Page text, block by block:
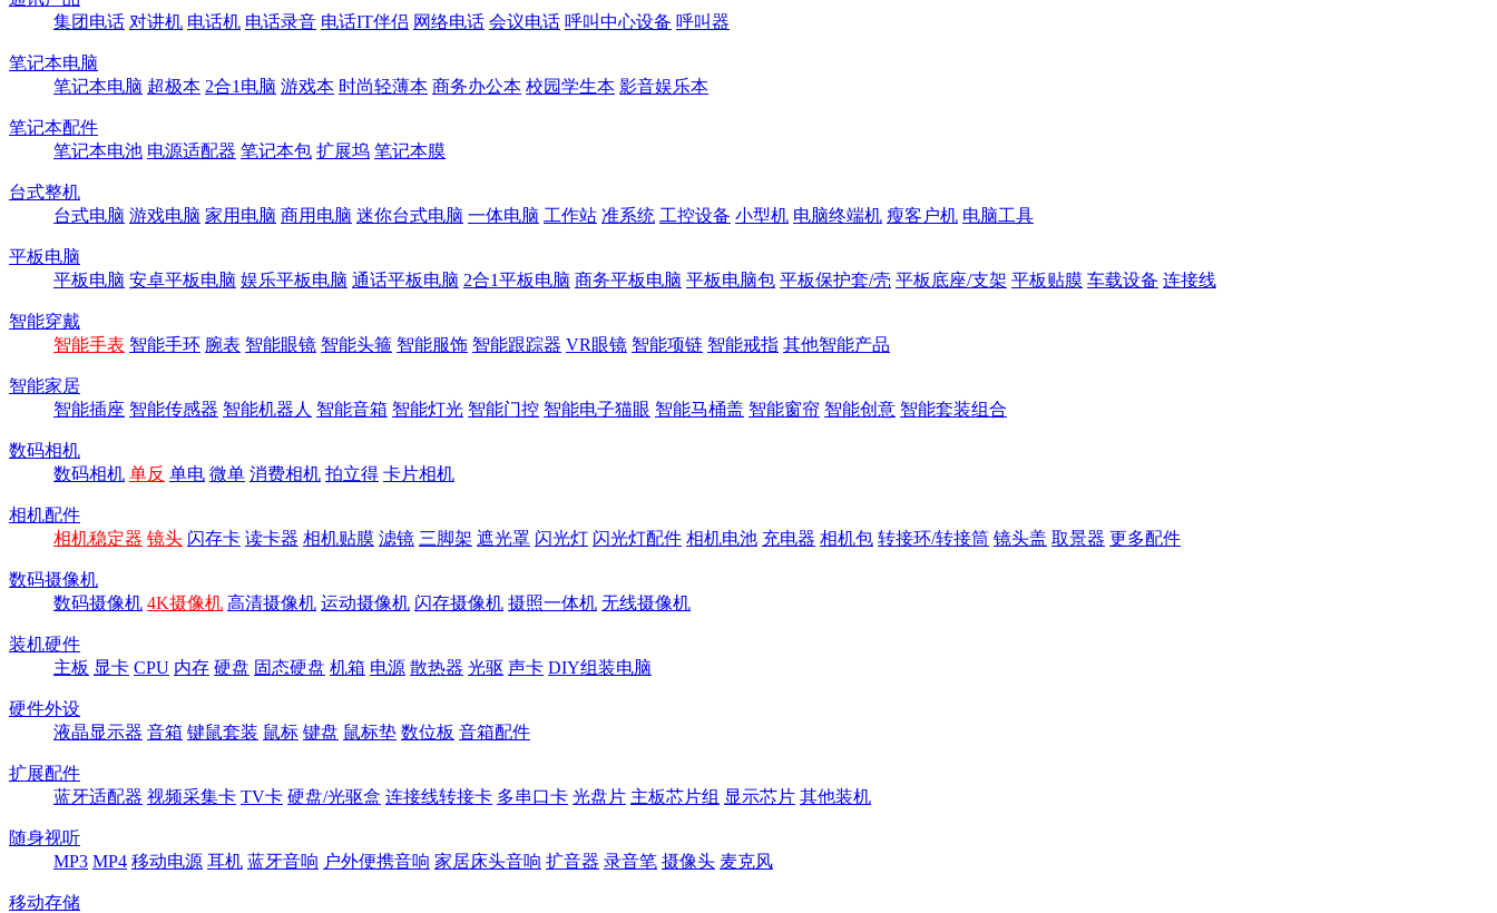
集团电话 对讲机 电话机 电话录音 电话IT伴侣 网络电话 会议电话 呼叫中心设备 呼叫器
笔记本电脑
笔记本电脑 超极本 2合1电脑 游戏本 时尚轻薄本 商务办公本 校园学生本 影音娱乐本
笔记本配件
笔记本电池 电源适配器 笔记本包 扩展坞 笔记本膜
台式整机
台式电脑 游戏电脑 家用电脑 商用电脑 迷你台式电脑 一体电脑 工作站 准系统 工控设备 小型机 电脑终端机 瘦客户机 电脑工具
平板电脑
平板电脑 安卓平板电脑 娱乐平板电脑 通话平板电脑 2合1平板电脑 商务平板电脑 平板电脑包 平板保护套/壳 平板底座/支架 平板贴膜 车载设备 连接线
智能穿戴
智能手表 智能手环 腕表 智能眼镜 智能头箍 智能服饰 智能跟踪器 VR眼镜 智能项链 智能戒指 其他智能产品
智能家居
智能插座 智能传感器 智能机器人 智能音箱 智能灯光 智能门控 智能电子猫眼 智能马桶盖 智能窗帘 智能创意 智能套装组合
数码相机
数码相机 单反 单电 微单 消费相机 拍立得 卡片相机
相机配件
相机稳定器 镜头 闪存卡 读卡器 相机贴膜 滤镜 三脚架 遮光罩 闪光灯 闪光灯配件 相机电池 充电器 相机包 转接环/转接筒 镜头盖 取景器 更多配件
数码摄像机
数码摄像机 4K摄像机 高清摄像机 运动摄像机 闪存摄像机 摄照一体机 无线摄像机
装机硬件
主板 显卡 CPU 内存 硬盘 固态硬盘 机箱 电源 散热器 光驱 声卡 DIY组装电脑
硬件外设
液晶显示器 音箱 键鼠套装 鼠标 键盘 鼠标垫 数位板 音箱配件
扩展配件
蓝牙适配器 视频采集卡 TV卡 硬盘/光驱盒 连接线转接卡 多串口卡 光盘片 主板芯片组 显示芯片 其他装机
随身视听
MP3 MP4 移动电源 耳机 蓝牙音响 户外便携音响 家居床头音响 扩音器 录音笔 摄像头 麦克风
移动存储